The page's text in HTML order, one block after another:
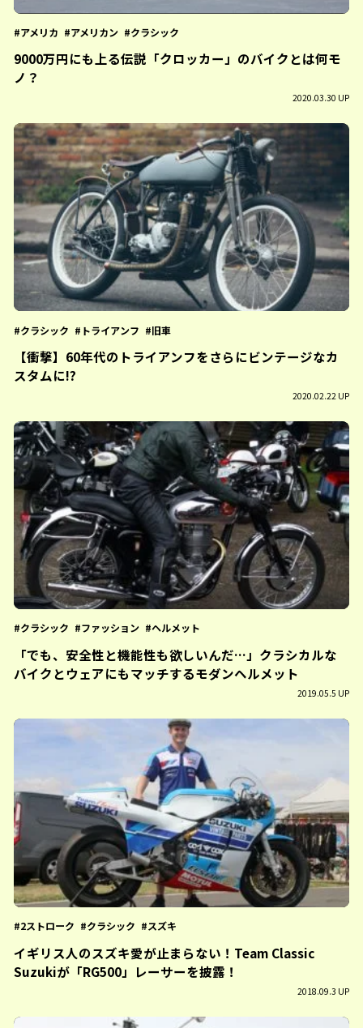
アメリカ アメリカン クラシック
9000万円にも上る伝説「クロッカー」のバイクとは何モ
ノ？
2020.03.30 UP
クラシック トライアンフ 旧車
【衝撃】60年代のトライアンフをさらにビンテージなカ
スタムに!?
2020.02.22 UP
クラシック ファッション ヘルメット
「でも、安全性と機能性も欲しいんだ…」クラシカルな
バイクとウェアにもマッチするモダンヘルメット
2019.05.5 UP
2ストローク クラシック スズキ
イギリス人のスズキ愛が止まらない！Team Classic
Suzukiが「RG500」レーサーを披露！
2018.09.3 UP